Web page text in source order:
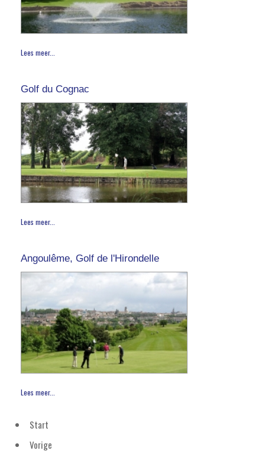
Lees meer...
Golf du Cognac
Lees meer...
Angoulême, Golf de l'Hirondelle
Lees meer...
Start
Vorige